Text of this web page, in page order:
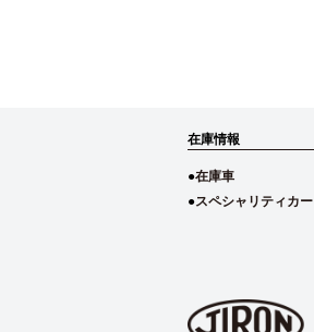
在庫情報
在庫車
スペシャリティカー